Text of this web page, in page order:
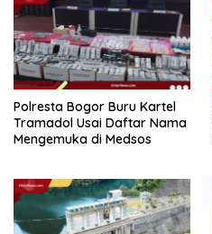
Polresta Bogor Buru Kartel
Tramadol Usai Daftar Nama
Mengemuka di Medsos